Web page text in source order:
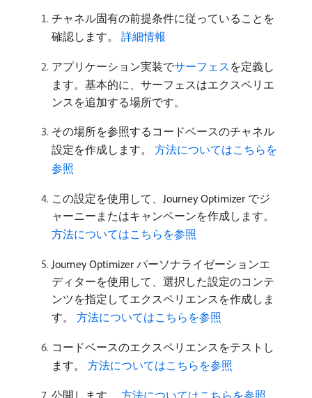
チャネル固有の前提条件に従っていることを
確認します。 詳細情報
アプリケーション実装でサーフェス を定義し
ます。基本的に、サーフェスはエクスペリエ
ンスを追加する場所です。
その場所を参照するコードベースのチャネル
設定を作成します。 方法についてはこちらを
参照
この設定を使用して、Journey Optimizer でジ
ャーニーまたはキャンペーンを作成します。
方法についてはこちらを参照
Journey Optimizer パーソナライゼーションエ
ディターを使用して、選択した設定のコンテ
ンツを指定してエクスペリエンスを作成しま
す。 方法についてはこちらを参照
コードベースのエクスペリエンスをテストし
ます。 方法についてはこちらを参照
公開します。 方法についてはこちらを参照